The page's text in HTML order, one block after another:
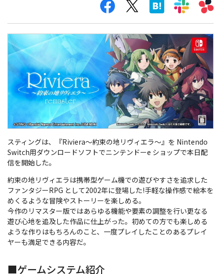
スティングは、『Riviera～約束の地リヴィエラ～』を Nintendo
Switch用ダウンロードソフトでニンテンドーe ショップで本日配
信を開始した。
約束の地リヴィエラは携帯型ゲーム機での遊びやすさを追求した
ファンタジーRPG として2002年に登場した!手軽な操作感で絵本を
めくるような冒険やストーリーを楽しめる。
今作のリマスター版ではあらゆる機能や要素の調整を行い更なる
遊び心地を追及した作品に仕上がった。初めての方でも楽しめる
ような作りはもちろんのこと、一度プレイしたことのあるプレイ
ヤーも満足できる内容だ。
■ゲームシステム紹介